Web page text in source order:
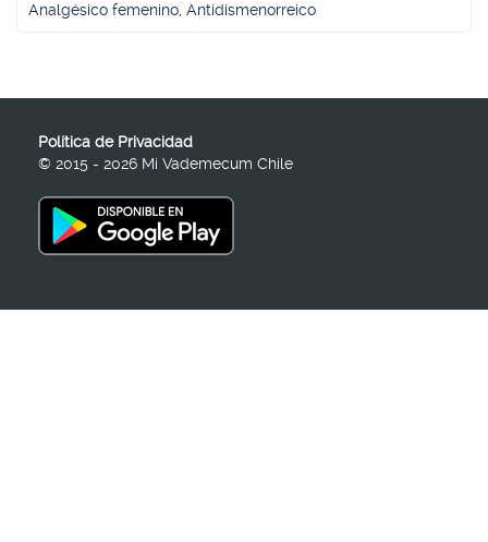
Analgésico femenino, Antidismenorreico
Política de Privacidad
© 2015 - 2026 Mi Vademecum Chile